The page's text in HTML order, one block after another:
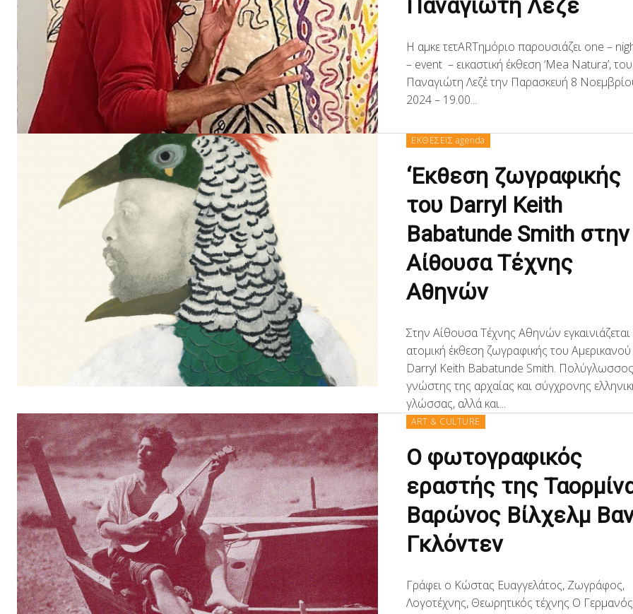
Παναγιώτη Λεζέ
H αμκε τετARTημόριο παρουσιάζει one –
– event – εικαστική έκθεση ‘Mea Natura’, του
Παναγιώτη Λεζέ την Παρασκευή 8
2024 – 19.00...
ΕΚΘΕΣΕΙΣ agenda
‘Eκθεση ζωγραφικής
του Darryl Keith
Babatunde Smith στην
Αίθουσα Τέχνης
Αθηνών
Στην Αίθουσα Τέχνης Αθηνών
ατομική έκθεση ζωγραφικής του Αμερικανού
Darryl Keith Babatunde Smith.
γνώστης της αρχαίας και σύγχρονης
γλώσσας, αλλά και...
ART & CULTURE
Ο φωτογραφικός
εραστής της
Βαρώνος Βίλχελμ
Γκλόντεν
Γράφει ο Κώστας Ευαγγελάτος, Ζωγράφος,
Λογοτέχνης, Θεωρητικός τέχνης Ο Γερμανός